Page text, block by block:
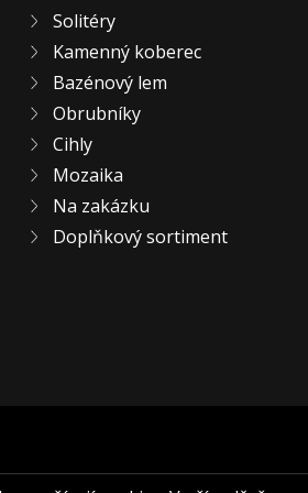
Solitéry
Kamenný koberec
Bazénový lem
Obrubníky
Cihly
Mozaika
Na zakázku
Doplňkový sortiment